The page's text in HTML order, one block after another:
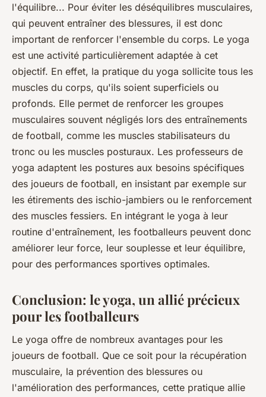
l'équilibre... Pour éviter les déséquilibres musculaires,
qui peuvent entraîner des blessures, il est donc
important de renforcer l'ensemble du corps. Le yoga
est une activité particulièrement adaptée à cet
objectif. En effet, la pratique du yoga sollicite tous les
muscles du corps, qu'ils soient superficiels ou
profonds. Elle permet de renforcer les groupes
musculaires souvent négligés lors des entraînements
de football, comme les muscles stabilisateurs du
tronc ou les muscles posturaux. Les professeurs de
yoga adaptent les postures aux besoins spécifiques
des joueurs de football, en insistant par exemple sur
les étirements des ischio-jambiers ou le renforcement
des muscles fessiers. En intégrant le yoga à leur
routine d'entraînement, les footballeurs peuvent donc
améliorer leur force, leur souplesse et leur équilibre,
pour des performances sportives optimales.
Conclusion: le yoga, un allié précieux
pour les footballeurs
Le yoga offre de nombreux avantages pour les
joueurs de football. Que ce soit pour la récupération
musculaire, la prévention des blessures ou
l'amélioration des performances, cette pratique allie